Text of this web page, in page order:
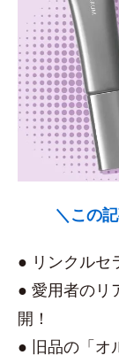
＼この
● リンクルセ
● 愛用者のリ
開！
● 旧品の「オ